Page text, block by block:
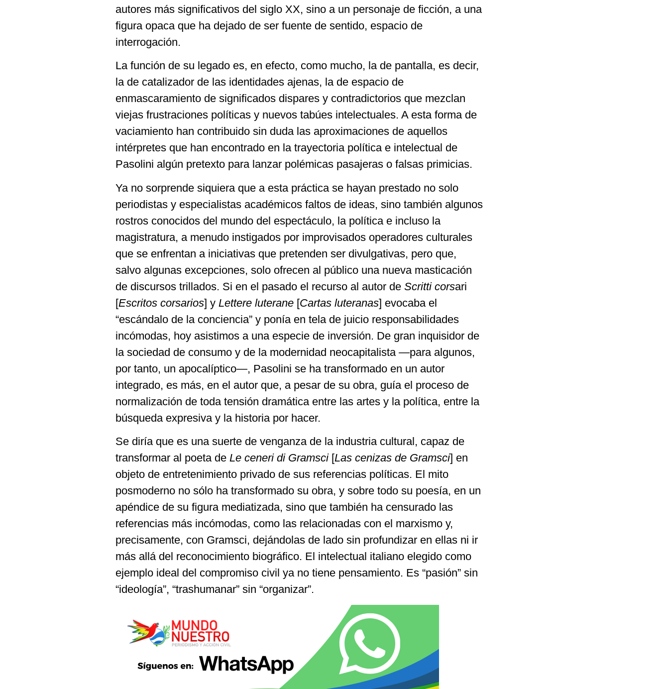
autores más significativos del siglo XX, sino a un personaje de ficción, a una
figura opaca que ha dejado de ser fuente de sentido, espacio de
interrogación.
La función de su legado es, en efecto, como mucho, la de pantalla, es decir,
la de catalizador de las identidades ajenas, la de espacio de
enmascaramiento de significados dispares y contradictorios que mezclan
viejas frustraciones políticas y nuevos tabúes intelectuales. A esta forma de
vaciamiento han contribuido sin duda las aproximaciones de aquellos
intérpretes que han encontrado en la trayectoria política e intelectual de
Pasolini algún pretexto para lanzar polémicas pasajeras o falsas primicias.
Ya no sorprende siquiera que a esta práctica se hayan prestado no solo
periodistas y especialistas académicos faltos de ideas, sino también algunos
rostros conocidos del mundo del espectáculo, la política e incluso la
magistratura, a menudo instigados por improvisados operadores culturales
que se enfrentan a iniciativas que pretenden ser divulgativas, pero que,
salvo algunas excepciones, solo ofrecen al público una nueva masticación
de discursos trillados. Si en el pasado el recurso al autor de Scritti corsari
[Escritos corsarios] y Lettere luterane [Cartas luteranas] evocaba el
“escándalo de la conciencia” y ponía en tela de juicio responsabilidades
incómodas, hoy asistimos a una especie de inversión. De gran inquisidor de
la sociedad de consumo y de la modernidad neocapitalista —para algunos,
por tanto, un apocalíptico—, Pasolini se ha transformado en un autor
integrado, es más, en el autor que, a pesar de su obra, guía el proceso de
normalización de toda tensión dramática entre las artes y la política, entre la
búsqueda expresiva y la historia por hacer.
Se diría que es una suerte de venganza de la industria cultural, capaz de
transformar al poeta de Le ceneri di Gramsci[Las cenizas de Gramsci] en
objeto de entretenimiento privado de sus referencias políticas. El mito
posmoderno no sólo ha transformado su obra, y sobre todo su poesía, en un
apéndice de su figura mediatizada, sino que también ha censurado las
referencias más incómodas, como las relacionadas con el marxismo y,
precisamente, con Gramsci, dejándolas de lado sin profundizar en ellas ni ir
más allá del reconocimiento biográfico. El intelectual italiano elegido como
ejemplo ideal del compromiso civil ya no tiene pensamiento. Es “pasión” sin
“ideología”, “trashumanar” sin “organizar”.